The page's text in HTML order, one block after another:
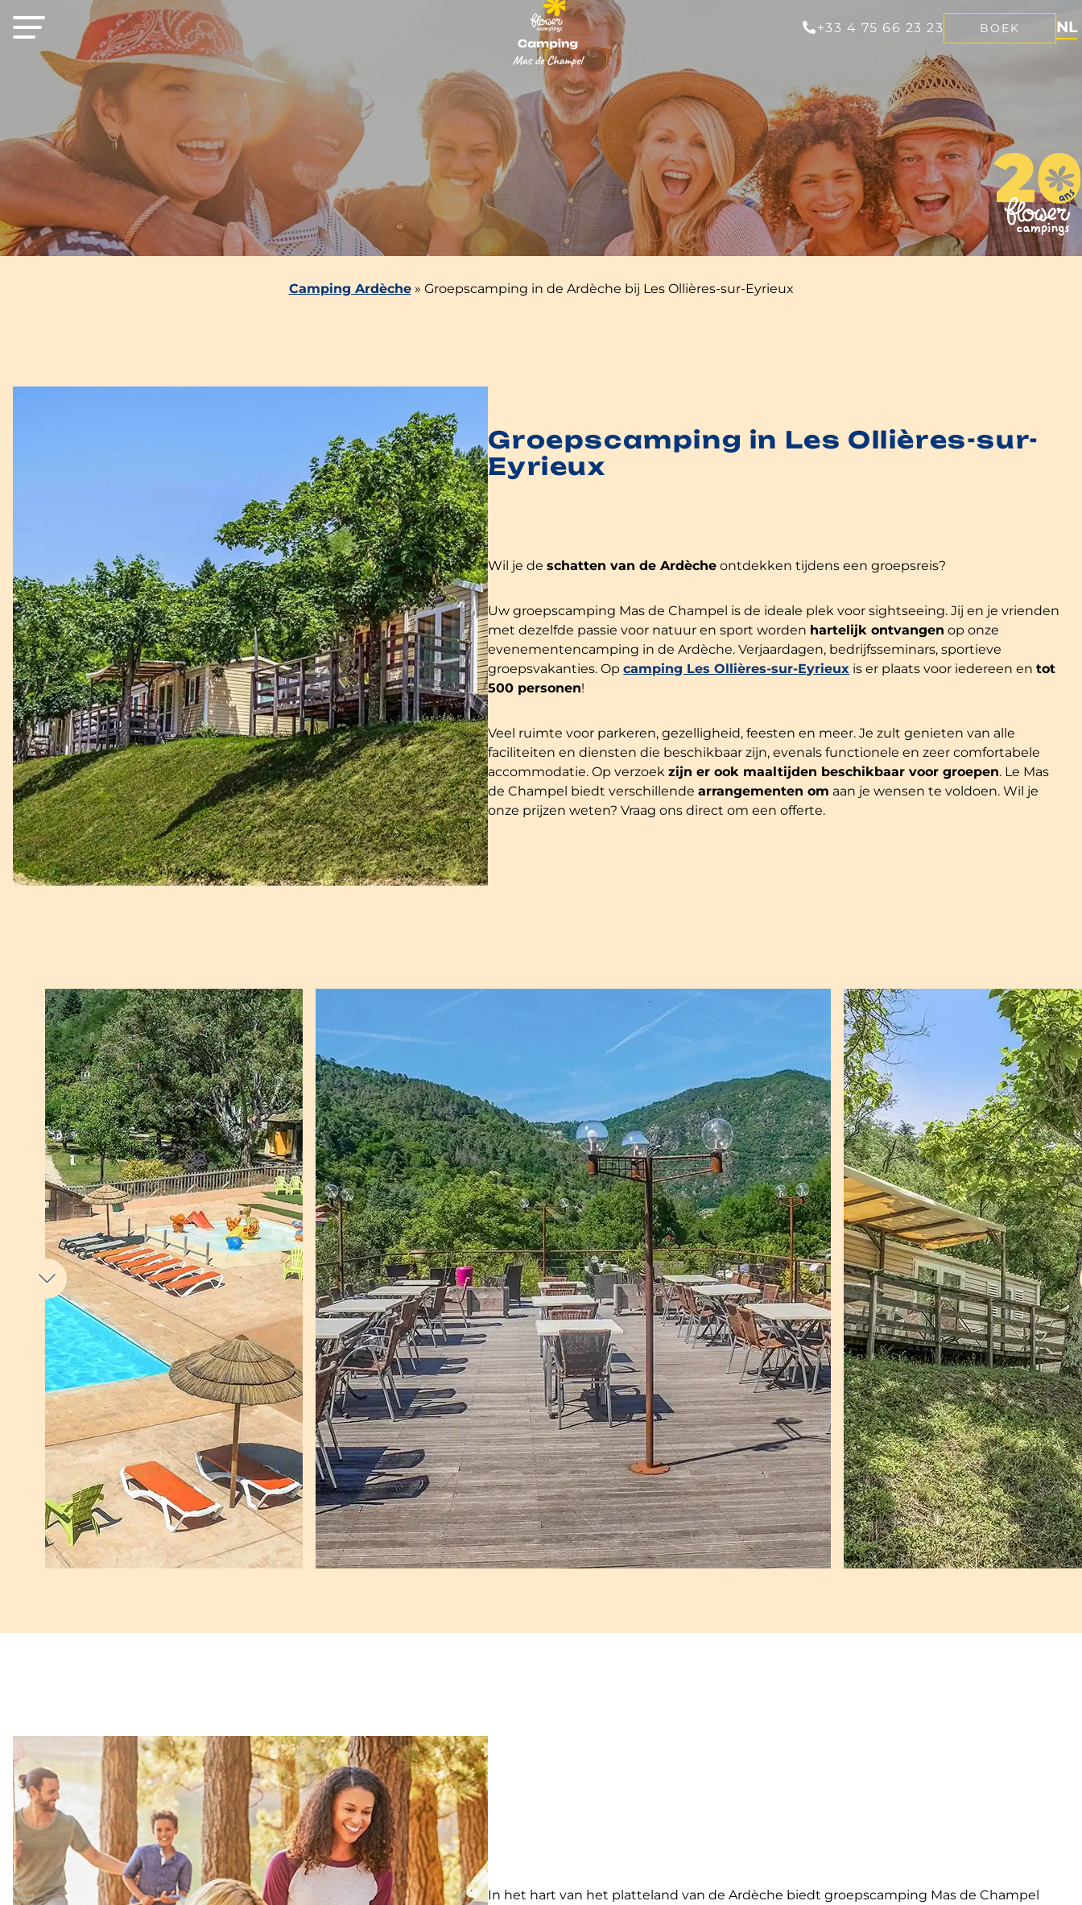
+33 4 75 66 23 23 BOEK NL
Camping Ardèche» Groepscamping in de Ardèche bij Les Ollières-sur-Eyrieux
Groepscamping in Les Ollières-sur-
Eyrieux
Wil je deschatten van de Ardèche ontdekken tijdens een groepsreis?
Uw groepscamping Mas de Champel is de ideale plek voor sightseeing. Jij en je vrienden
met dezelfde passie voor natuur en sport worden hartelijk ontvangen op onze
evenementencamping in de Ardèche. Verjaardagen, bedrijfsseminars, sportieve
groepsvakanties. Opcamping Les Ollières-sur-Eyrieux is er plaats voor iedereen entot
500 personen!
Veel ruimte voor parkeren, gezelligheid, feesten en meer. Je zult genieten van alle
faciliteiten en diensten die beschikbaar zijn, evenals functionele en zeer comfortabele
accommodatie. Op verzoekzijn er ook maaltijden beschikbaar voor groepen. Le Mas
de Champel biedt verschillendearrangementen om aan je wensen te voldoen. Wil je
onze prijzen weten? Vraag ons direct om een offerte.
In het hart van het platteland van de Ardèche biedt groepscamping Mas de Champel